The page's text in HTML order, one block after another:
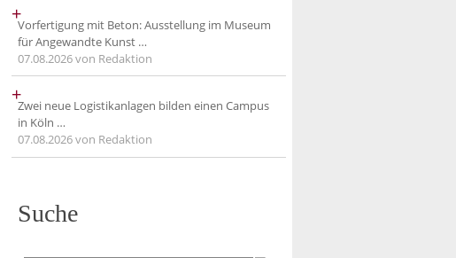
+Vorfertigung mit Beton: Ausstellung im Museum
für Angewandte Kunst …
07.08.2026von Redaktion
+Zwei neue Logistikanlagen bilden einen Campus
in Köln …
07.08.2026von Redaktion
Suche